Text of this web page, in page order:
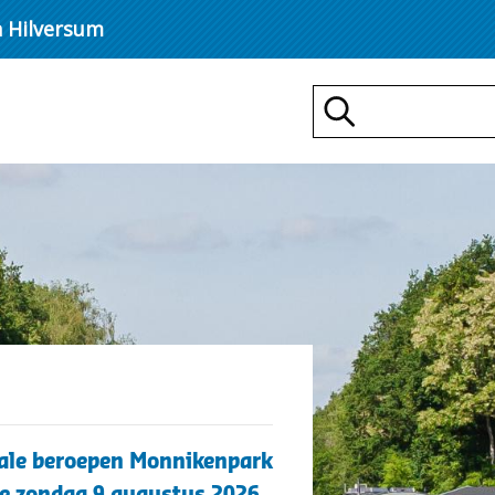
Hilversum
Zoeken
beroepen Monnikenpark